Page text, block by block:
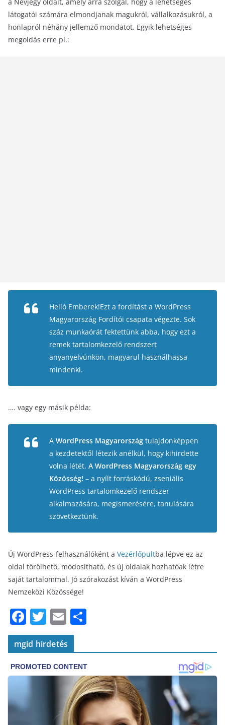
o
o
k
látogatói számára elmondjanak magukról, vállalkozásukról, a
honlapról néhány jellemző mondatot. Egyik lehetséges
megoldás erre pl.:
Helló Emberek!Ezt a fordítást a WordPress
Magyarország Fordítói csapata végezte. Sok
száz munkaórát fektettünk abba, hogy ezt a
remek tartalomkezelő rendszert
anyanyelvünkön, magyarul használhassa
mindenki.
…. vagy egy másik példa:
A WordPress Magyarország tulajdonképpen
a kezdetektől létezik anélkül, hogy kihirdette
volna létét. A WordPress Magyarország egy
Közösség! – a nyílt forráskódú, zseniális
WordPress tartalomkezelő rendszer
alkalmazására, megismerésére, tanulására
szövetkeztünk.
Új WordPress-felhasználóként a Vezérlőpultba lépve ez az
oldal törölhető, módosítható, és új oldalak hozhatóak létre
saját tartalommal. Jó szórakozást kíván a WordPress
Nemzeközi Közössége!
F
a
c
e
b
o
o
T
w
itt
er
E
m
ai
l
ar
e
mgid hirdetés